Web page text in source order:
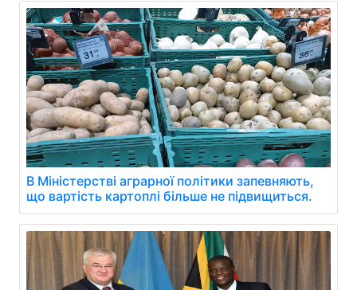
В Міністерстві аграрної політики запевняють,
що вартість картоплі більше не підвищиться.